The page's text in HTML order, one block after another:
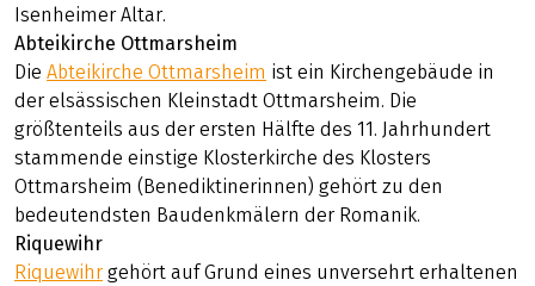
Isenheimer Altar.
Abteikirche Ottmarsheim
DieAbteikirche Ottmarsheim ist ein Kirchengebäude in
der elsässischen Kleinstadt Ottmarsheim. Die
größtenteils aus der ersten Hälfte des 11. Jahrhundert
stammende einstige Klosterkirche des Klosters
Ottmarsheim (Benediktinerinnen) gehört zu den
bedeutendsten Baudenkmälern der Romanik.
Riquewihr
Riquewihr gehört auf Grund eines unversehrt erhaltenen